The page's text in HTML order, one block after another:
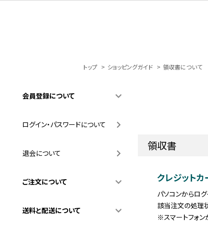
トップ > ショッピングガイド > 領収書について
会員登録について
ログイン・パスワードについて
退会について
ご注文について
送料と配送について
領収書
クレジット
パソコンからログ
該当注文の処理
※スマートフォン